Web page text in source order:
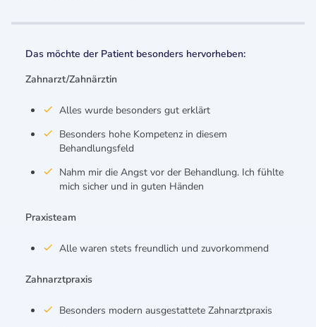
Das möchte der Patient besonders hervorheben:
Zahnarzt/Zahnärztin
Alles wurde besonders gut erklärt
Besonders hohe Kompetenz in diesem
Behandlungsfeld
Nahm mir die Angst vor der Behandlung. Ich fühlte
mich sicher und in guten Händen
Praxisteam
Alle waren stets freundlich und zuvorkommend
Zahnarztpraxis
Besonders modern ausgestattete Zahnarztpraxis